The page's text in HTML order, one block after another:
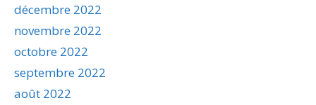
décembre 2022
novembre 2022
octobre 2022
septembre 2022
août 2022